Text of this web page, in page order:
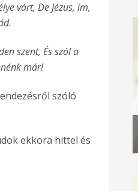
várt, De Jézus, ím,
szent, És szól a
már!
szóló
ekkora hittel és